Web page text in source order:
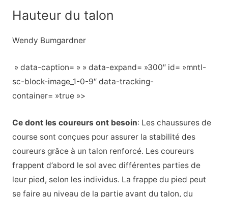
Hauteur du talon
Wendy Bumgardner
» data-caption= » » data-expand= »300″ id= »mntl-
sc-block-image_1-0-9″ data-tracking-
container= »true »>
Ce dont les coureurs ont besoin: Les chaussures de
course sont conçues pour assurer la stabilité des
coureurs grâce à un talon renforcé. Les coureurs
frappent d’abord le sol avec différentes parties de
leur pied, selon les individus. La frappe du pied peut
se faire au niveau de la partie avant du talon, du